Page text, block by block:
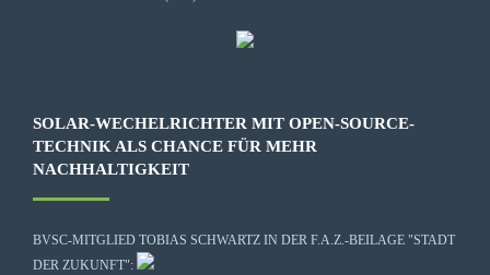
SOLAR-WECHELRICHTER MIT OPEN-SOURCE-
TECHNIK ALS CHANCE FÜR MEHR
NACHHALTIGKEIT
BVSC-MITGLIED TOBIAS SCHWARTZ IN DER F.A.Z.-BEILAGE "STADT
DER ZUKUNFT":